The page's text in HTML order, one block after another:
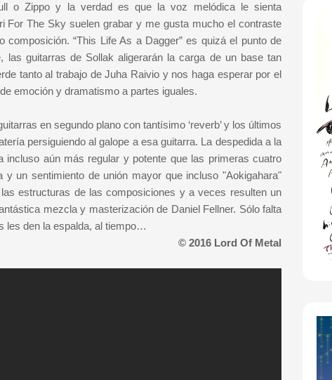
o Zippo y la verdad es que la voz melódica le sienta
For The Sky suelen grabar y me gusta mucho el contraste
“This Life As a Dagger” es quizá el punto de
las guitarras de Sollak aligerarán la carga de un base tan
tanto al trabajo de Juha Raivio y nos haga esperar por el
emoción y dramatismo a partes iguales.
en segundo plano con tantísimo ‘reverb’ y los últimos
persiguiendo al galope a esa guitarra. La despedida a la
incluso aún más regular y potente que las primeras cuatro
y un sentimiento de unión mayor que incluso "Aokigahara"
estructuras de las composiciones y a veces resulten un
mezcla y masterización de Daniel Fellner. Sólo falta
les den la espalda, al tiempo…
© 2016 Lord Of Metal